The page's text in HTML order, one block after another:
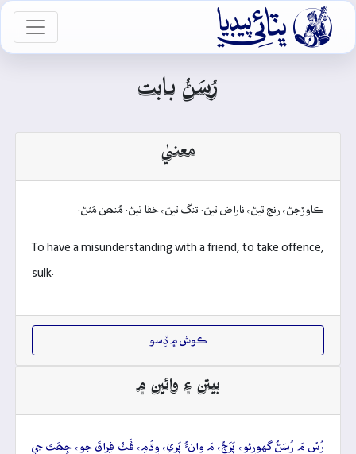

رُسَڻُ بابت
معنيٰ
ڪاوڙجڻ، رنج ٿيڻ، ناراض ٿيڻ. تنگ ٿيڻ، خفا ٿيڻ. مُنھن مَٽڻ.
To have a misunderstanding with a friend, to take offence,
sulk.
ڪوش ۾ ڏِسو
بيتن ۽ وائين ۾
رُسُ مَ رُسَڻُ گهورِئو، پَرَچُ، مَ وانءُ پَري، وِڌُمِ، ڦَٽُ فِراقَ جو، جِھَتَ جي